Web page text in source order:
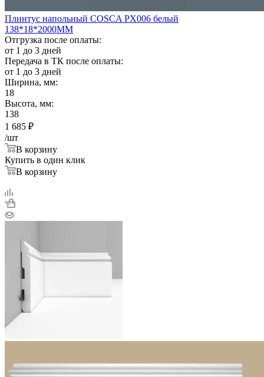
Плинтус напольный COSCA PX006 белый
138*18*2000ММ
Отгрузка после оплаты:
от 1 до 3 дней
Передача в ТК после оплаты:
от 1 до 3 дней
Ширина, мм:
18
Высота, мм:
138
1 685 ₽
/шт
В корзину
Купить в один клик
В корзину